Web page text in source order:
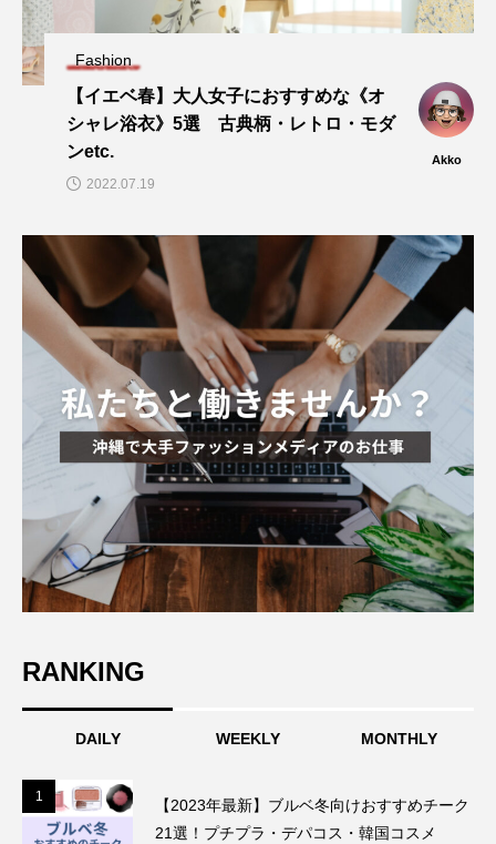
Fashion
【イエベ春】大人女子におすすめな《オ
シャレ浴衣》5選 古典柄・レトロ・モダ
ンetc.
Akko
2022.07.19
RANKING
DAILY WEEKLY MONTHLY
1
【2023年最新】ブルベ冬向けおすすめチーク
21選！プチプラ・デパコス・韓国コスメ